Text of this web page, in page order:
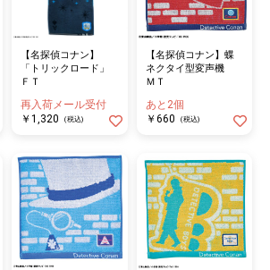
【名探偵コナン】
「トリックロード」
ＦＴ
再入荷メール受付
￥1,320
(税込)
【名探偵コナン】蝶
ネクタイ型変声機
ＭＴ
あと2個
￥660
(税込)